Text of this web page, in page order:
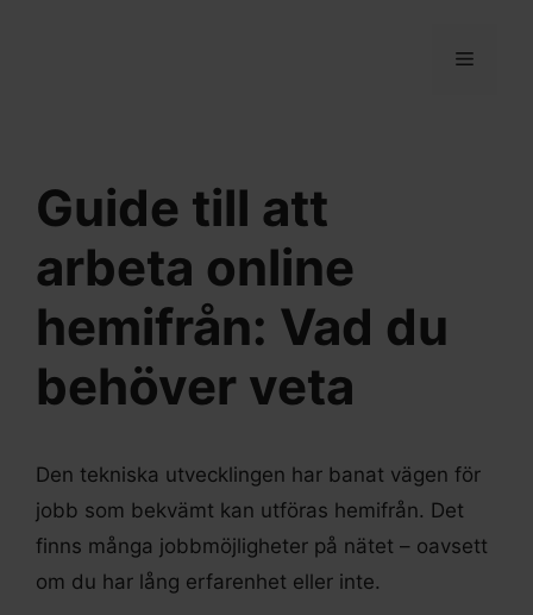
MENY
Guide till att
arbeta online
hemifrån: Vad du
behöver veta
Den tekniska utvecklingen har banat vägen för
jobb som bekvämt kan utföras hemifrån. Det
finns många jobbmöjligheter på nätet – oavsett
om du har lång erfarenhet eller inte.